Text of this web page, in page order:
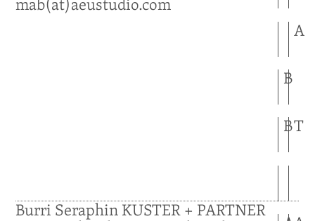
A
B
BT
Burri SeraphinKUSTER + PARTNER